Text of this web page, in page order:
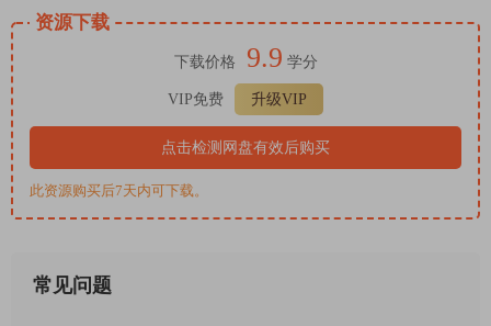
资源下载
下载价格 9.9 学分
VIP免费 升级VIP
点击检测网盘有效后购买
此资源购买后7天内可下载。
常见问题